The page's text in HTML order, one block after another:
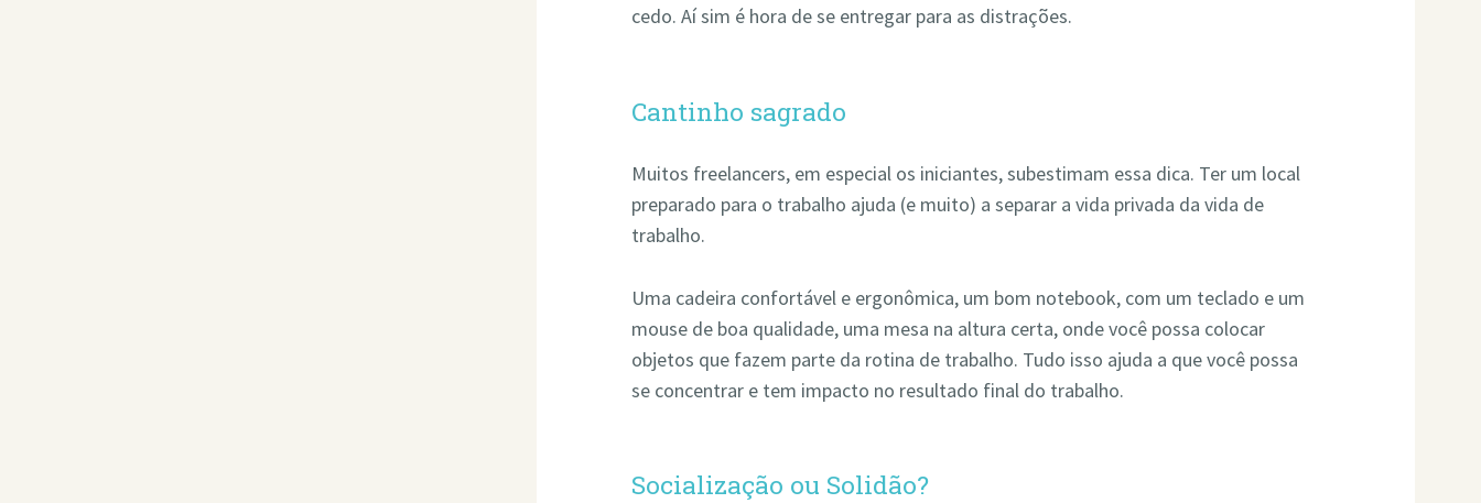
cedo. Aí sim é hora de se entregar para as distrações.
Cantinho sagrado
Muitos freelancers, em especial os iniciantes, subestimam essa dica. Ter um local
preparado para o trabalho ajuda (e muito) a separar a vida privada da vida de
trabalho.
Uma cadeira confortável e ergonômica, um bom notebook, com um teclado e um
mouse de boa qualidade, uma mesa na altura certa, onde você possa colocar
objetos que fazem parte da rotina de trabalho. Tudo isso ajuda a que você possa
se concentrar e tem impacto no resultado final do trabalho.
Socialização ou Solidão?